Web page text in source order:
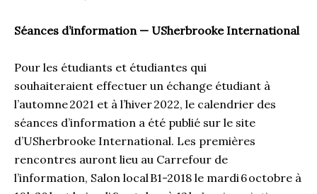
Séances d’information — USherbrooke International
Pour les étudiants et étudiantes qui
souhaiteraient effectuer un échange étudiant à
l’automne2021 et à l’hiver2022, le calendrier des
séances d’information a été publié sur le site
d’USherbrooke International. Les premières
rencontres auront lieu au Carrefour de
l’information, Salon local B1-2018 le mardi 6octobre à